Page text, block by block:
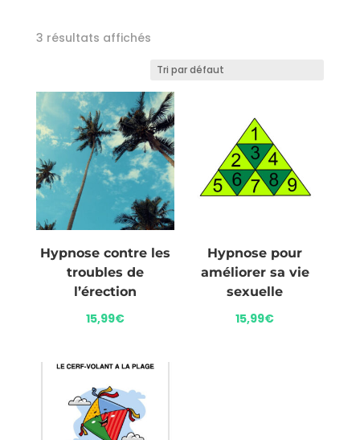
3 résultats affichés
Hypnose contre les
troubles de
l’érection
15,99€
Hypnose pour
améliorer sa vie
sexuelle
15,99€